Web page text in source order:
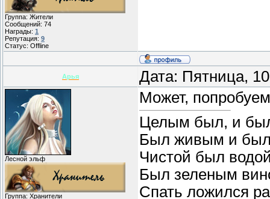
Группа: Жители
Сообщений: 74
Награды: 1
Репутация: 9
Статус: Offline
Арья Дата: Пятница,
Лесной эльф
Группа: Хранители
Может,
Целым был, и
Был живым и
Чистой был
Был зеленым
Спать ложился